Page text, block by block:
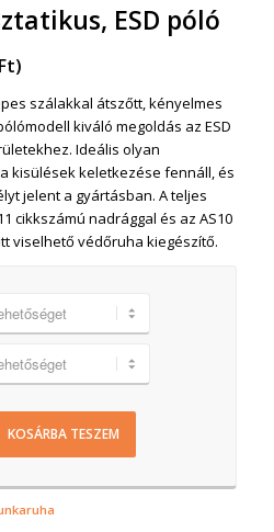
ESD póló
Ft)
szálakkal átszőtt, kényelmes
kiváló megoldás az ESD
Ideális olyan
kisülések keletkezése fennáll, és
jelent a gyártásban. A teljes
cikkszámú nadrággal és az AS10
viselhető védőruha kiegészítő.
KOSÁRBA TESZEM